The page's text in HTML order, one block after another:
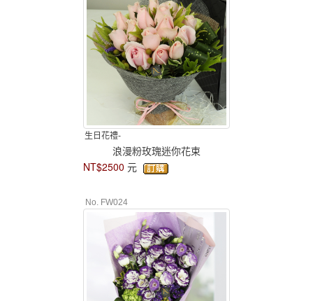
生日花禮-
浪漫粉玫瑰迷你花束
NT$2500 元
No. FW024